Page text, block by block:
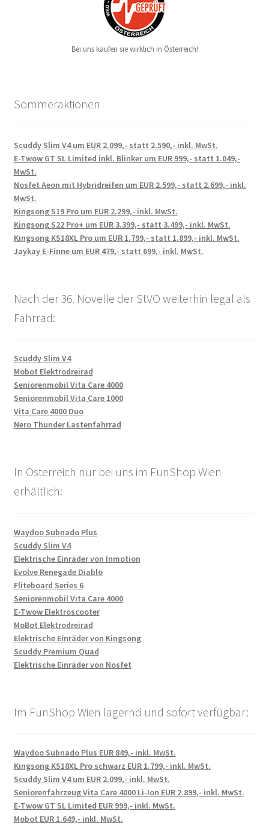
Bei uns kaufen sie wirklich in Österreich!
Sommeraktionen
Scuddy Slim V4 um EUR 2.099,- statt 2.590,- inkl. MwSt.
E-Twow GT SL Limited inkl. Blinker um EUR 999,- statt 1.049,-
MwSt.
Nosfet Aeon mit Hybridreifen um EUR 2.599,- statt 2.699,- inkl.
MwSt.
Kingsong S19 Pro um EUR 2.299,- inkl. MwSt.
Kingsong S22 Pro+ um EUR 3.399,- statt 3.499,- inkl. MwSt.
Kingsong KS18XL Pro um EUR 1.799,- statt 1.899,- inkl. MwSt.
Jaykay E-Finne um EUR 479,- statt 699,- inkl. MwSt.
Nach der 36. Novelle der StVO weiterhin legal als
Fahrrad:
Scuddy Slim V4
Mobot Elektrodreirad
Seniorenmobil Vita Care 4000
Seniorenmobil Vita Care 1000
Vita Care 4000 Duo
Nero Thunder Lastenfahrrad
In Österreich nur bei uns im FunShop Wien
erhältlich:
Waydoo Subnado Plus
Scuddy Slim V4
Elektrische Einräder von Inmotion
Evolve Renegade Diablo
Fliteboard Series 6
Seniorenmobil Vita Care 4000
E-Twow Elektroscooter
MoBot Elektrodreirad
Elektrische Einräder von Kingsong
Scuddy Premium Quad
Elektrische Einräder von Nosfet
Im FunShop Wien lagernd und sofort verfügbar:
Waydoo Subnado Plus EUR 849,- inkl. MwSt.
Kingsong KS18XL Pro schwarz EUR 1.799,- inkl. MwSt.
Scuddy Slim V4 um EUR 2.099,- inkl. MwSt.
Seniorenfahrzeug Vita Care 4000 Li-Ion EUR 2.899,- inkl. MwSt.
E-Twow GT SL Limited EUR 999,- inkl. MwSt.
Mobot EUR 1.649,- inkl. MwSt.